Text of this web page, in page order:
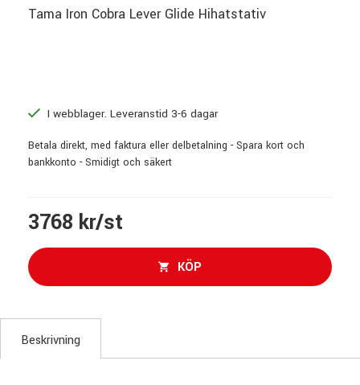
Tama Iron Cobra Lever Glide Hihatstativ
I webblager. Leveranstid 3-6 dagar
Betala direkt, med faktura eller delbetalning - Spara kort och
bankkonto - Smidigt och säkert
3768 kr/st
KÖP
Beskrivning